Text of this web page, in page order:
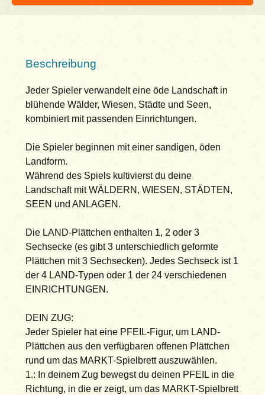
Beschreibung
Jeder Spieler verwandelt eine öde Landschaft in
blühende Wälder, Wiesen, Städte und Seen,
kombiniert mit passenden Einrichtungen.
Die Spieler beginnen mit einer sandigen, öden
Landform.
Während des Spiels kultivierst du deine
Landschaft mit WÄLDERN, WIESEN, STÄDTEN,
SEEN und ANLAGEN.
Die LAND-Plättchen enthalten 1, 2 oder 3
Sechsecke (es gibt 3 unterschiedlich geformte
Plättchen mit 3 Sechsecken). Jedes Sechseck ist 1
der 4 LAND-Typen oder 1 der 24 verschiedenen
EINRICHTUNGEN.
DEIN ZUG:
Jeder Spieler hat eine PFEIL-Figur, um LAND-
Plättchen aus den verfügbaren offenen Plättchen
rund um das MARKT-Spielbrett auszuwählen.
1.: In deinem Zug bewegst du deinen PFEIL in die
Richtung, in die er zeigt, um das MARKT-Spielbrett